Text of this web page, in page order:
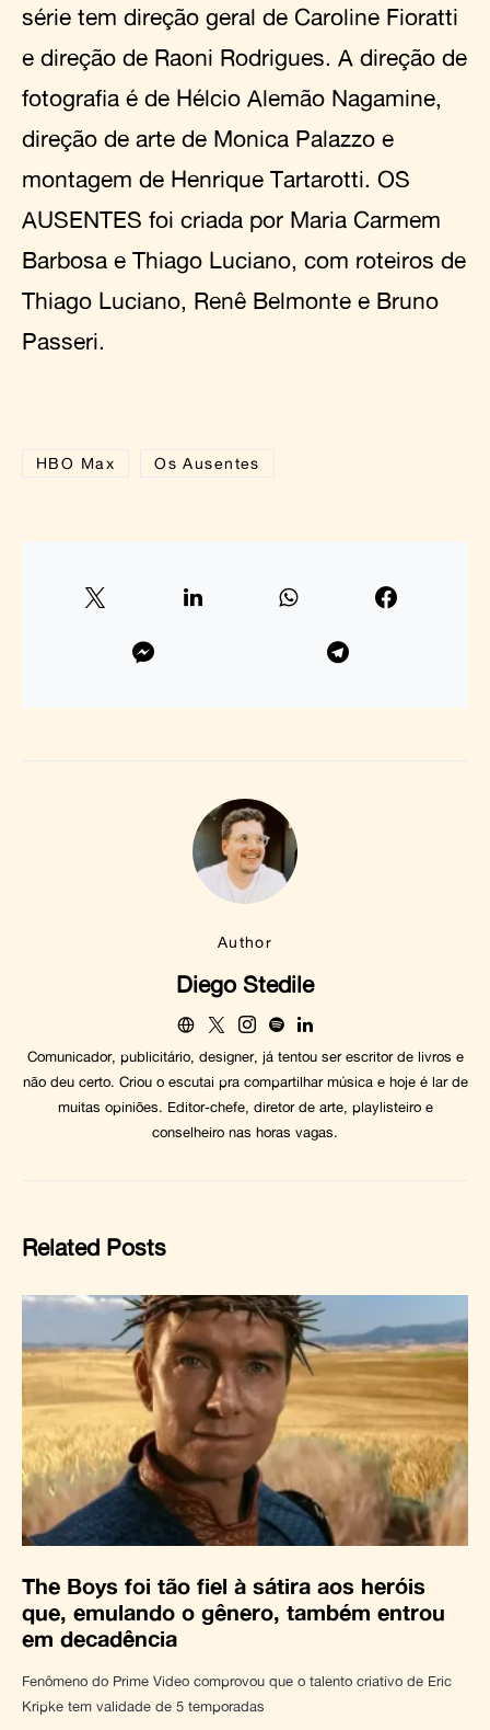
série tem direção geral de Caroline Fioratti
e direção de Raoni Rodrigues. A direção de
fotografia é de Hélcio Alemão Nagamine,
direção de arte de Monica Palazzo e
montagem de Henrique Tartarotti. OS
AUSENTES foi criada por Maria Carmem
Barbosa e Thiago Luciano, com roteiros de
Thiago Luciano, Renê Belmonte e Bruno
Passeri.
HBO Max Os Ausentes
Author
Diego Stedile
Comunicador, publicitário, designer, já tentou ser escritor de livros e
não deu certo. Criou o escutai pra compartilhar música e hoje é lar de
muitas opiniões. Editor-chefe, diretor de arte, playlisteiro e
conselheiro nas horas vagas.
Related Posts
The Boys foi tão fiel à sátira aos heróis
que, emulando o gênero, também entrou
em decadência
Fenômeno do Prime Video comprovou que o talento criativo de Eric
Kripke tem validade de 5 temporadas